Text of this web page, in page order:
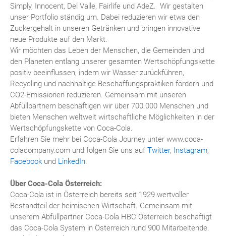
Simply, Innocent, Del Valle, Fairlife und AdeZ. Wir gestalten
unser Portfolio ständig um. Dabei reduzieren wir etwa den
Zuckergehalt in unseren Getränken und bringen innovative
neue Produkte auf den Markt.
Wir möchten das Leben der Menschen, die Gemeinden und
den Planeten entlang unserer gesamten Wertschöpfungskette
positiv beeinflussen, indem wir Wasser zurückführen,
Recycling und nachhaltige Beschaffungspraktiken fördern und
CO2-Emissionen reduzieren. Gemeinsam mit unseren
Abfüllpartnern beschäftigen wir über 700.000 Menschen und
bieten Menschen weltweit wirtschaftliche Möglichkeiten in der
Wertschöpfungskette von Coca-Cola.
Erfahren Sie mehr bei Coca-Cola Journey unter www.coca-
colacompany.com und folgen Sie uns auf Twitter, Instagram,
Facebook und LinkedIn.
Über Coca-Cola Österreich:
Coca-Cola ist in Österreich bereits seit 1929 wertvoller
Bestandteil der heimischen Wirtschaft. Gemeinsam mit
unserem Abfüllpartner Coca-Cola HBC Österreich beschäftigt
das Coca-Cola System in Österreich rund 900 Mitarbeitende.